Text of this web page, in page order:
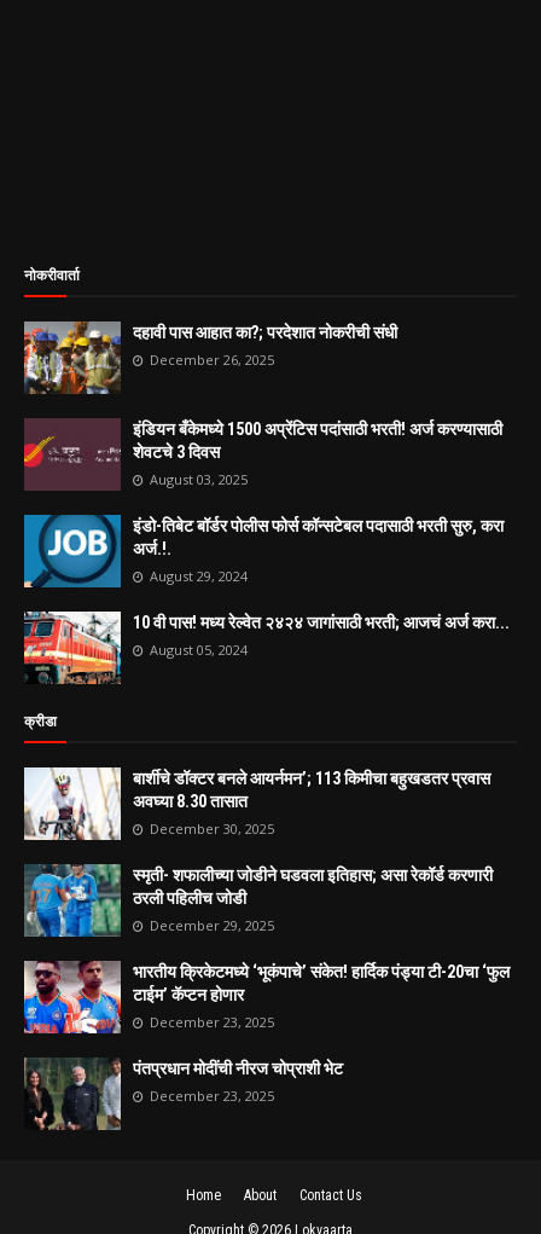
नोकरीवार्ता
दहावी पास आहात का?; परदेशात नोकरीची संधी
December 26, 2025
इंडियन बँकेमध्ये 1500 अप्रेंटिस पदांसाठी भरती! अर्ज करण्यासाठी
शेवटचे 3 दिवस
August 03, 2025
इंडो-तिबेट बॉर्डर पोलीस फोर्स कॉन्सटेबल पदासाठी भरती सुरु, करा
अर्ज.!.
August 29, 2024
10 वी पास! मध्य रेल्वेत २४२४ जागांसाठी भरती; आजचं अर्ज करा...
August 05, 2024
क्रीडा
बार्शीचे डॉक्टर बनले आयर्नमन’; 113 किमीचा बहुखडतर प्रवास
अवघ्या 8.30 तासात
December 30, 2025
स्मृती- शफालीच्या जोडीने घडवला इतिहास; असा रेकॉर्ड करणारी
ठरली पहिलीच जोडी
December 29, 2025
भारतीय क्रिकेटमध्ये ‘भूकंपाचे’ संकेत! हार्दिक पंड्या टी-20चा ‘फुल
टाईम’ कॅप्टन होणार
December 23, 2025
पंतप्रधान मोदींची नीरज चोप्राशी भेट
December 23, 2025
Home About Contact Us